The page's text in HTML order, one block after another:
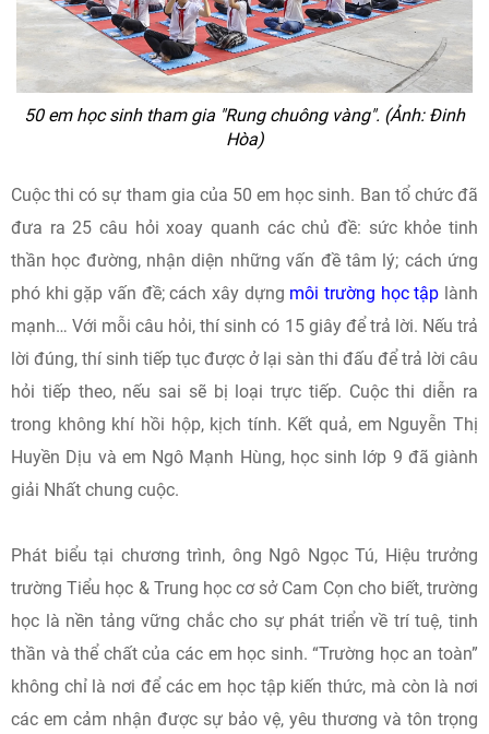
50 em học sinh tham gia "Rung chuông vàng". (Ảnh: Đinh
Hòa)
Cuộc thi có sự tham gia của 50 em học sinh. Ban tổ chức đã
đưa ra 25 câu hỏi xoay quanh các chủ đề: sức khỏe tinh
thần học đường, nhận diện những vấn đề tâm lý; cách ứng
phó khi gặp vấn đề; cách xây dựng môi trường học tập lành
mạnh… Với mỗi câu hỏi, thí sinh có 15 giây để trả lời. Nếu trả
lời đúng, thí sinh tiếp tục được ở lại sàn thi đấu để trả lời câu
hỏi tiếp theo, nếu sai sẽ bị loại trực tiếp. Cuộc thi diễn ra
trong không khí hồi hộp, kịch tính. Kết quả, em Nguyễn Thị
Huyền Dịu và em Ngô Mạnh Hùng, học sinh lớp 9 đã giành
giải Nhất chung cuộc.
Phát biểu tại chương trình, ông Ngô Ngọc Tú, Hiệu trưởng
trường Tiểu học & Trung học cơ sở Cam Cọn cho biết, trường
học là nền tảng vững chắc cho sự phát triển về trí tuệ, tinh
thần và thể chất của các em học sinh. “Trường học an toàn”
không chỉ là nơi để các em học tập kiến thức, mà còn là nơi
các em cảm nhận được sự bảo vệ, yêu thương và tôn trọng